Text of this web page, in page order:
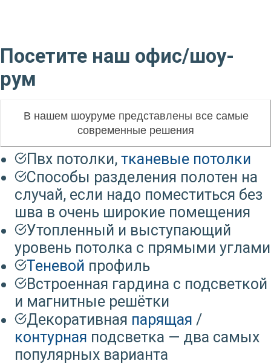
Посетите наш офис/шоу-
рум
В нашем шоуруме представлены все самые
современные решения
Пвх потолки, тканевые потолки
Способы разделения полотен на
случай, если надо поместиться без
шва в очень широкие помещения
Утопленный и выступающий
уровень потолка с прямыми углами
Теневой профиль
Встроенная гардина с подсветкой
и магнитные решётки
Декоративная парящая /
контурная подсветка — два самых
популярных варианта